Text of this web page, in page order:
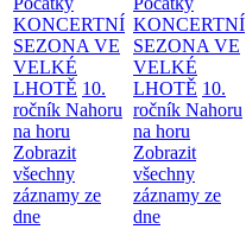
KONCERTNÍ
SEZONA VE
VELKÉ
LHOTĚ 10.
ročník Nahoru
na horu
Zobrazit
všechny
záznamy ze
dne
KONCERTNÍ
SEZONA VE
VELKÉ
LHOTĚ 10.
ročník Nahoru
na horu
Zobrazit
všechny
záznamy ze
dne